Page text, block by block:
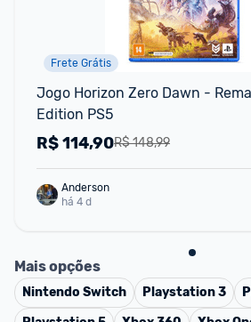
Frete Grátis
Jogo Horizon Zero Dawn -
Edition PS5
R$ 148,99
R$114,90
Anderson
há 4 d
Mais opções
Nintendo Switch Playstation 3